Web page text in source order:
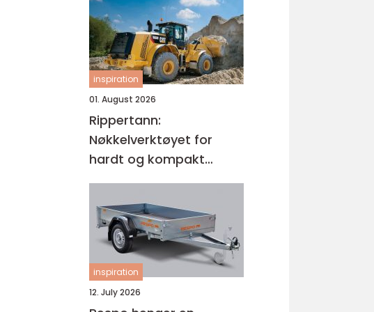
inspiration
01. August 2026
Rippertann:
Nøkkelverktøyet for
hardt og kompakt
grunnarbeid
inspiration
12. July 2026